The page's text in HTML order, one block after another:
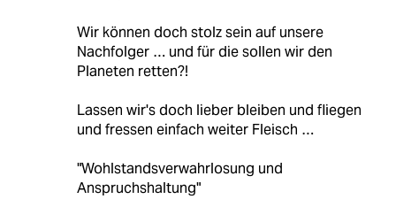
Wir können doch stolz sein auf unsere
Nachfolger … und für die sollen wir den
Planeten retten?!
Lassen wir's doch lieber bleiben und fliegen
und fressen einfach weiter Fleisch …
"Wohlstandsverwahrlosung und
Anspruchshaltung"